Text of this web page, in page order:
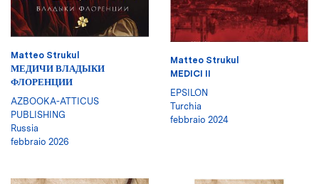
Matteo Strukul
МЕДИЧИ ВЛАДЫКИ
ФЛОРЕНЦИИ
AZBOOKA-ATTICUS
PUBLISHING
Russia
febbraio 2026
Matteo Strukul
MEDICI II
EPSILON
Turchia
febbraio 2024